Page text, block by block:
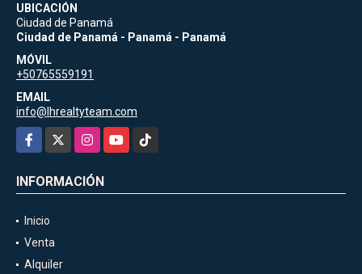
UBICACIÓN
Ciudad de Panamá
Ciudad de Panamá - Panamá - Panamá
MÓVIL
+50765559191
EMAIL
info@lhrealtyteam.com
Facebook
InstagramYouTubeTikTok
INFORMACIÓN
Inicio
Venta
Alquiler